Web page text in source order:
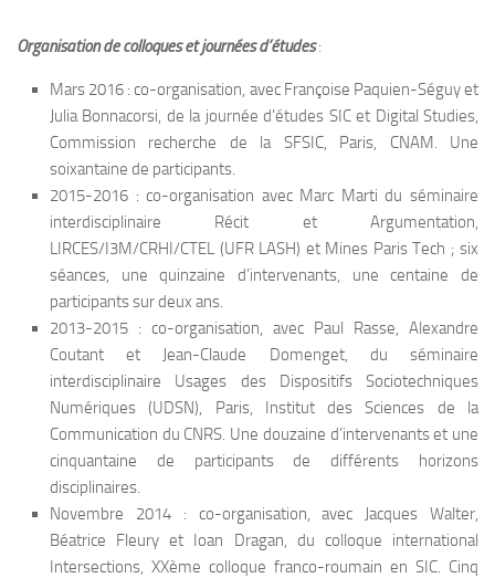
Organisation de colloques et journées d’études:
Mars 2016 : co-organisation, avec Françoise Paquien-Séguy et
Julia Bonnacorsi, de la journée d’études SIC et Digital Studies,
Commission recherche de la SFSIC, Paris, CNAM. Une
soixantaine de participants.
2015-2016 : co-organisation avec Marc Marti du séminaire
interdisciplinaire Récit et Argumentation,
LIRCES/I3M/CRHI/CTEL (UFR LASH) et Mines Paris Tech ; six
séances, une quinzaine d’intervenants, une centaine de
participants sur deux ans.
2013-2015 : co-organisation, avec Paul Rasse, Alexandre
Coutant et Jean-Claude Domenget, du séminaire
interdisciplinaire Usages des Dispositifs Sociotechniques
Numériques (UDSN), Paris, Institut des Sciences de la
Communication du CNRS. Une douzaine d’intervenants et une
cinquantaine de participants de différents horizons
disciplinaires.
Novembre 2014 : co-organisation, avec Jacques Walter,
Béatrice Fleury et Ioan Dragan, du colloque international
Intersections, XXème colloque franco-roumain en SIC. Cinq